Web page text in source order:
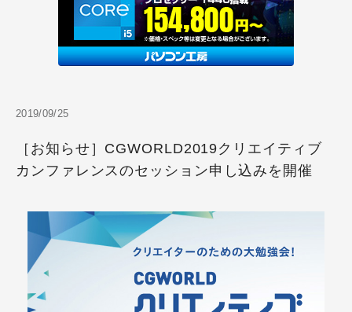
2019/09/25
［お知らせ］CGWORLD2019クリエイティブ
カンファレンスのセッション申し込みを開催